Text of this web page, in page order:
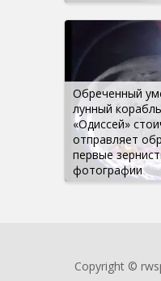
Обреченный
лунный корабль
«Одиссей»
отправляет
первые
фотографии
Copyright ©